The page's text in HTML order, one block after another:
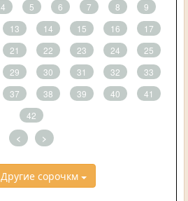
4 5 6 7 8
9
13 14 15 16
17
21 22 23 24
25
29 30 31 32
33
37 38 39 40
41
42
< >
Другие сорочкм